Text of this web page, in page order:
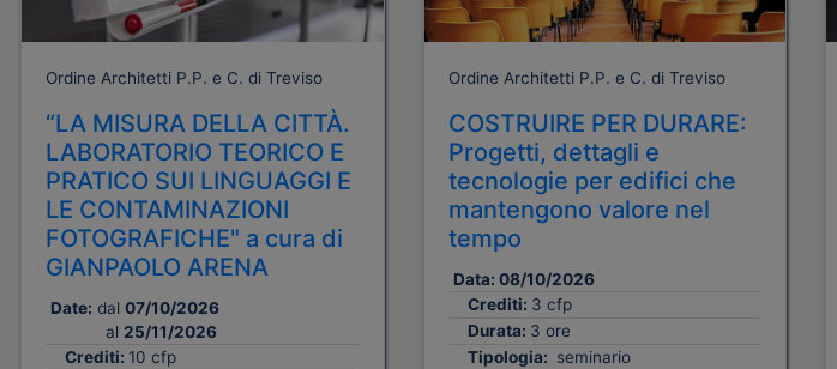
Ordine Architetti P.P. e C. di Treviso
“LA MISURA DELLA CITTÀ.
LABORATORIO TEORICO E
PRATICO SUI LINGUAGGI E
LE CONTAMINAZIONI
FOTOGRAFICHE" a cura di
GIANPAOLO ARENA
Date: dal 07/10/2026
al 25/11/2026
Crediti: 10 cfp
Ordine Architetti P.P. e C. di Treviso
COSTRUIRE PER DURARE:
Progetti, dettagli e
tecnologie per edifici che
mantengono valore nel
tempo
Data: 08/10/2026
Crediti: 3 cfp
Durata: 3 ore
Tipologia: seminario